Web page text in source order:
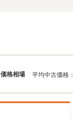
価格相場 平均中古価格：